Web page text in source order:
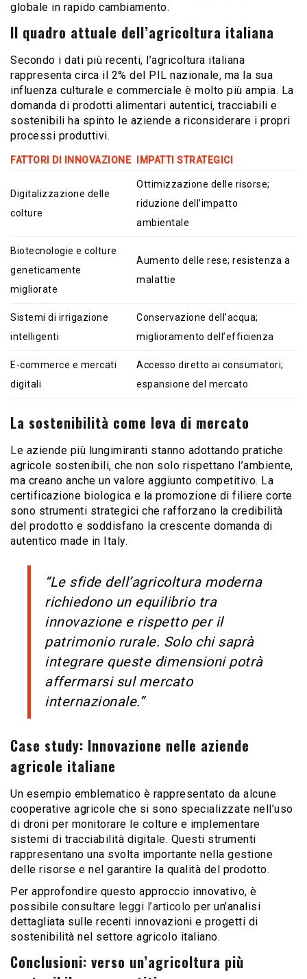
globale in rapido cambiamento.
Il quadro attuale dell’agricoltura italiana
Secondo i dati più recenti, l’agricoltura italiana
rappresenta circa il 2% del PIL nazionale, ma la sua
influenza culturale e commerciale è molto più ampia. La
domanda di prodotti alimentari autentici, tracciabili e
sostenibili ha spinto le aziende a riconsiderare i propri
processi produttivi.
FATTORI DI INNOVAZIONE IMPATTI STRATEGICI
Digitalizzazione delle
colture
Ottimizzazione delle risorse;
riduzione dell’impatto
ambientale
Biotecnologie e colture
geneticamente
migliorate
Aumento delle rese; resistenza a
malattie
Sistemi di irrigazione
intelligenti
Conservazione dell’acqua;
miglioramento dell’efficienza
E-commerce e mercati
digitali
Accesso diretto ai consumatori;
espansione del mercato
La sostenibilità come leva di mercato
Le aziende più lungimiranti stanno adottando pratiche
agricole sostenibili, che non solo rispettano l’ambiente,
ma creano anche un valore aggiunto competitivo. La
certificazione biologica e la promozione di filiere corte
sono strumenti strategici che rafforzano la credibilità
del prodotto e soddisfano la crescente domanda di
autentico made in Italy.
“Le sfide dell’agricoltura moderna
richiedono un equilibrio tra
innovazione e rispetto per il
patrimonio rurale. Solo chi saprà
integrare queste dimensioni potrà
affermarsi sul mercato
internazionale.”
Case study: Innovazione nelle aziende
agricole italiane
Un esempio emblematico è rappresentato da alcune
cooperative agricole che si sono specializzate nell’uso
di droni per monitorare le colture e implementare
sistemi di tracciabilità digitale. Questi strumenti
rappresentano una svolta importante nella gestione
delle risorse e nel garantire la qualità del prodotto.
Per approfondire questo approccio innovativo, è
possibile consultare leggi l’articolo per un’analisi
dettagliata sulle recenti innovazioni e progetti di
sostenibilità nel settore agricolo italiano.
Conclusioni: verso un’agricoltura più